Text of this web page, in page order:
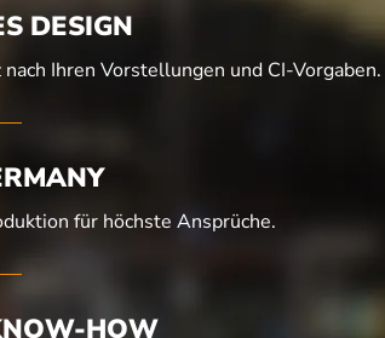
DESIGN
Ihren Vorstellungen und CI-Vorgaben.
für höchste Ansprüche.
HOW